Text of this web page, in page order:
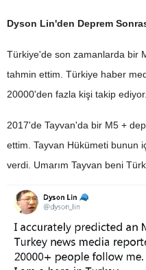
Dyson Lin'den Deprem
Türkiye'de son zamanlarda bir
tahmin ettim. Türkiye haber
20000'den fazla kişi takip
2017'de Tayvan'da bir M5 +
ettim. Tayvan Hükümeti bunun
verdi. Umarım Tayvan beni